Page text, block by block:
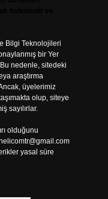
Bilgi Teknolojileri
bir Yer
nedenle, sitedeki
araştırma
üyelerimiz
olup, siteye
sayılırlar.
olduğunu
yasal süre